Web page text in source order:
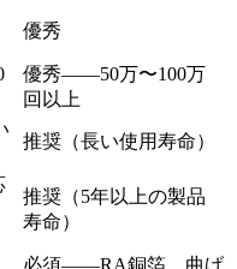
優秀
優秀——50万〜100万
回以上
推奨（長い使用寿命）
推奨（5年以上の製品
寿命）
必須——RA銅箔、曲げ